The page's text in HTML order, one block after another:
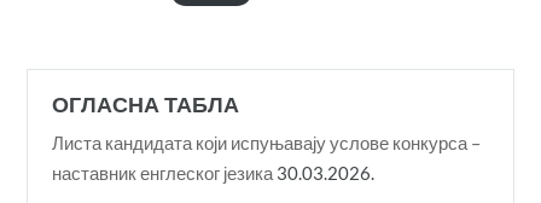
ОГЛАСНА ТАБЛА
Листа кандидата који испуњавају услове конкурса –
наставник енглеског језика 30.03.2026.